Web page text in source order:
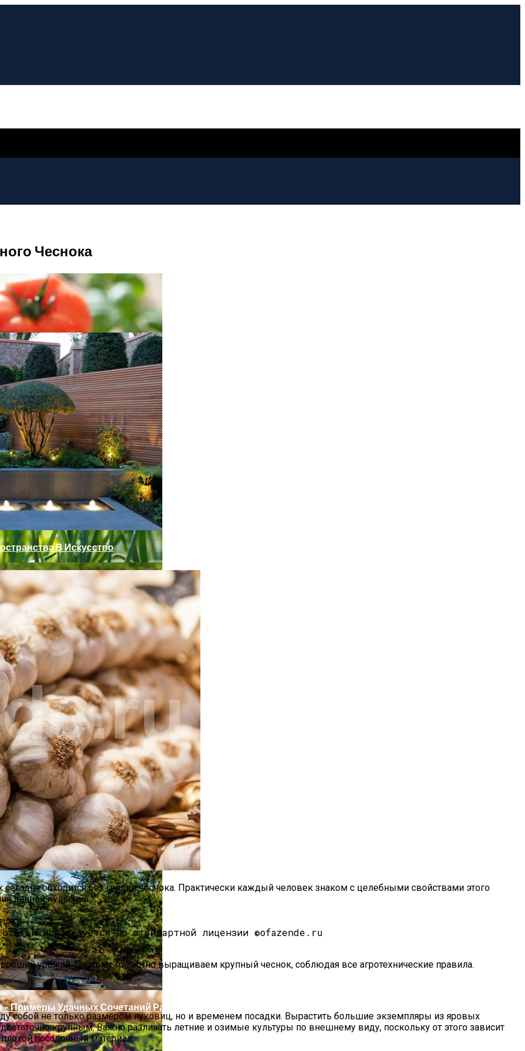
На Грядке
В Искусство
Примеры Удачных Сочетаний Растений
Чеснока
обходится без грядки чеснока. Практически каждый человек знаком с целебными свойствами этого
данной культуры.
используется по стандартной лицензии ©ofazende.ru
урожай. Поэтому грамотно выращиваем крупный чеснок, соблюдая все агротехнические правила.
собой не только размером луковиц, но и временем посадки. Вырастить большие экземпляры из яровых
крупным. Важно различать летние и озимые культуры по внешнему виду, поскольку от этого зависит
посадочный материал.